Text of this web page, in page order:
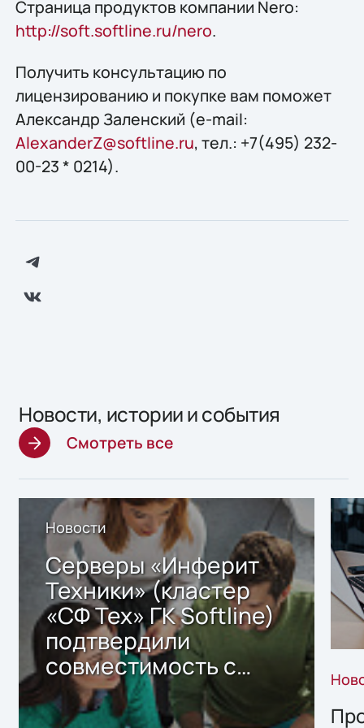
Страница продуктов компании Nero:
http://soft.softline.ru/nero.
Получить конcультацию по
лицензированию и покупке вам поможет
Александр Заленский (e-mail:
AlexanderZ@softline.ru, тел.: +7(495) 232-
00-23 * 0214).
Новости, истории и события
Смотреть все
Новости
Серверы «Инферит
Техники» (кластер
«СФ Тех» ГК Softline)
подтвердили
совместимость с
решением Sharx
Storage 2.x для